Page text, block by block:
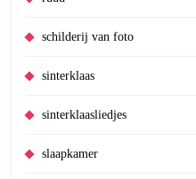
schilderij van foto
sinterklaas
sinterklaasliedjes
slaapkamer